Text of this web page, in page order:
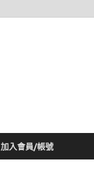
加入會員/帳號